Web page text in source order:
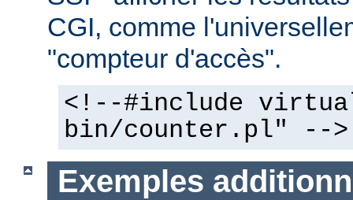
CGI, comme
"compteur d'accès".
<!--#include
bin/counter.pl" -->
Exemples